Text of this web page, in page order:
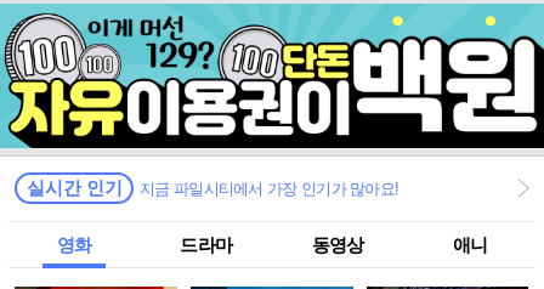
실시간 인기 지금 파일시티에서 가장 인기가 많아요!
영화 드라마 동영상 애니